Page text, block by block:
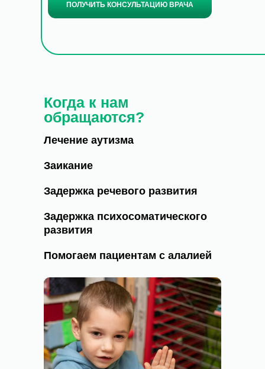
ПОЛУЧИТЬ КОНСУЛЬТАЦИЮ ВРАЧА
Когда к нам
обращаются?
Лечение аутизма
Заикание
Задержка речевого развития
Задержка психосоматического
развития
Помогаем пациентам с алалией